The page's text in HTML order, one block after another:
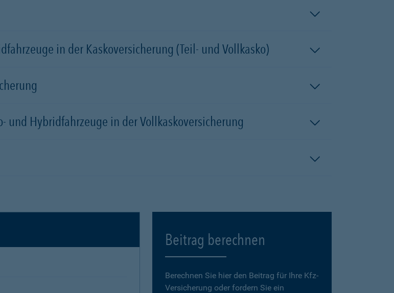
in der Kaskoversicherung (Teil- und Vollkasko)
und Hybridfahrzeuge in der Vollkaskoversicherung
Beitrag berechnen
Berechnen Sie hier den Beitrag für Ihre Kfz-
Versicherung oder fordern Sie ein